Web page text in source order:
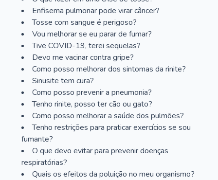
Enfisema pulmonar pode virar câncer?
Tosse com sangue é perigoso?
Vou melhorar se eu parar de fumar?
Tive COVID-19, terei sequelas?
Devo me vacinar contra gripe?
Como posso melhorar dos sintomas da rinite?
Sinusite tem cura?
Como posso prevenir a pneumonia?
Tenho rinite, posso ter cão ou gato?
Como posso melhorar a saúde dos pulmões?
Tenho restrições para praticar exercícios se sou
fumante?
O que devo evitar para prevenir doenças
respiratórias?
Quais os efeitos da poluição no meu organismo?